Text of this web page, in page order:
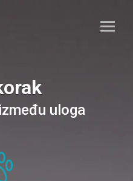
uloga